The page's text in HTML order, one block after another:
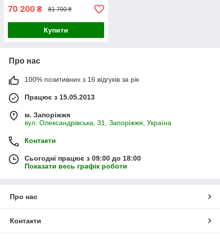
70 200 ₴ 81 700 ₴
Купити
Про нас
100% позитивних з 16 відгуків за рік
Працює з 15.05.2013
м. Запоріжжя
вул. Олександрівська, 31, Запоріжжя, Україна
Контакти
Сьогодні працює з 09:00 до 18:00
Показати весь графік роботи
Про нас
Контакти